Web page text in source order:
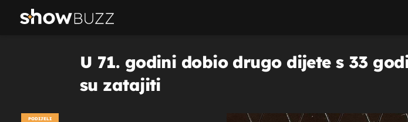
U 71. godini dobio drugo dijete s 33
su zatajiti
PODIJELI